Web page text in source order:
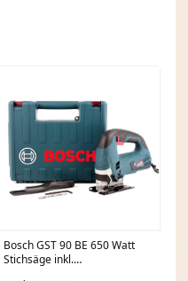
Bosch GST 90 BE 650 Watt
Stichsäge inkl.